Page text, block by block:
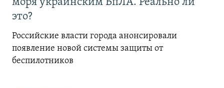
это?
Российские власти города анонсировали
появление новой системы защиты от
беспилотников